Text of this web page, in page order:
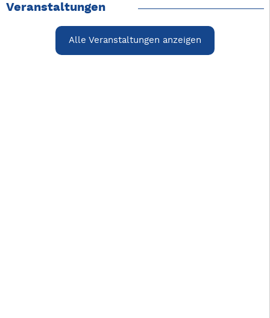
Veranstaltungen
Alle Veranstaltungen anzeigen